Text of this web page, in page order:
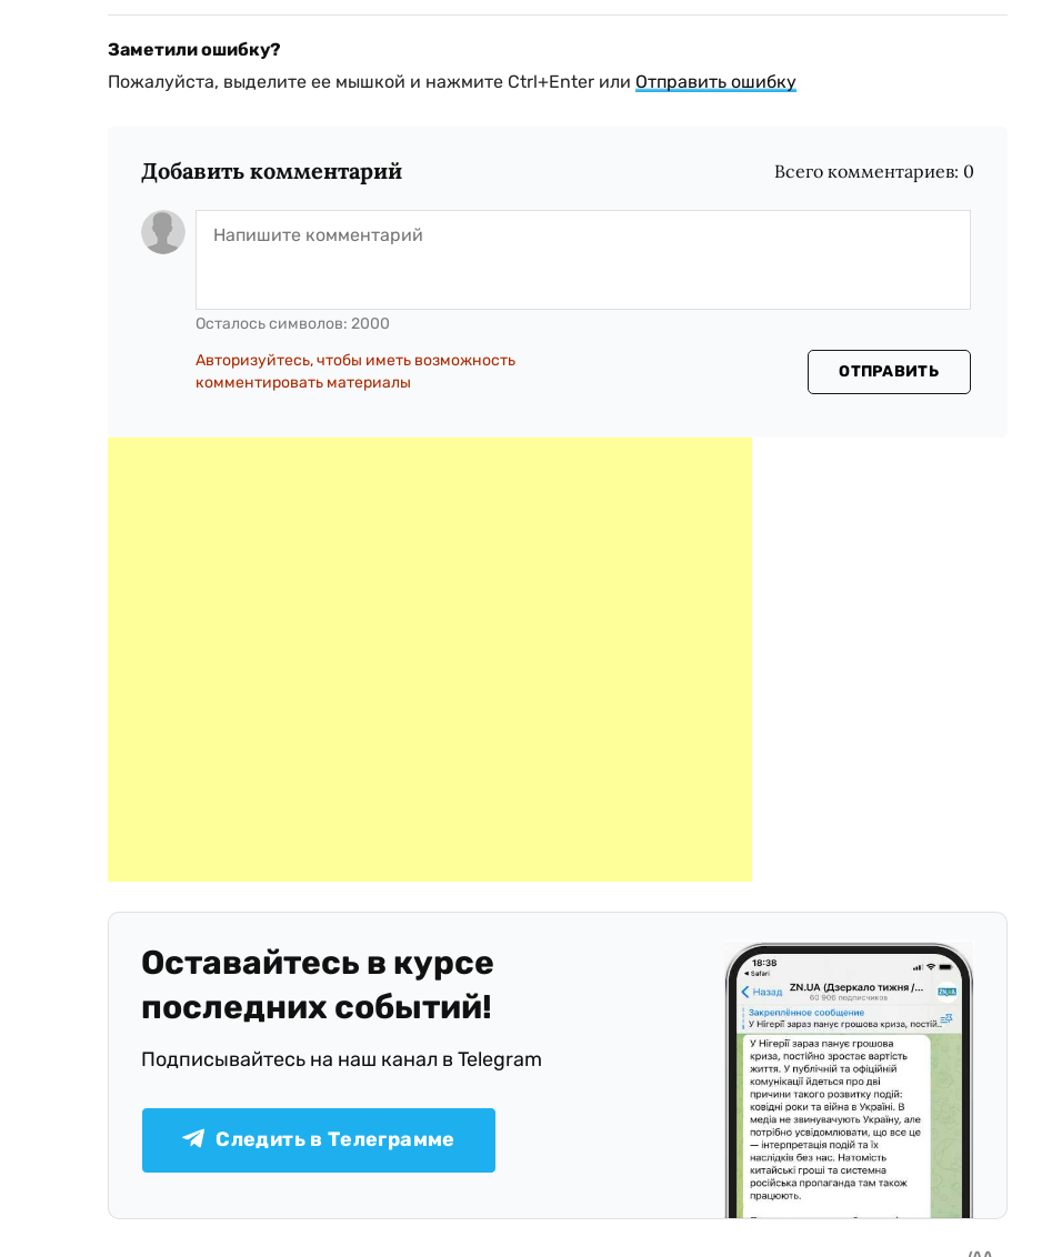
Заметили ошибку?
Пожалуйста, выделите ее мышкой и нажмите Ctrl+Enter или Отправить ошибку
Добавить комментарий Всего комментариев: 0
Осталось символов: 2000
Авторизуйтесь, чтобы иметь возможность
комментировать материалы
ОТПРАВИТЬ
Оставайтесь в курсе
последних событий!
Подписывайтесь на наш канал в Telegram
Следить в Телеграмме